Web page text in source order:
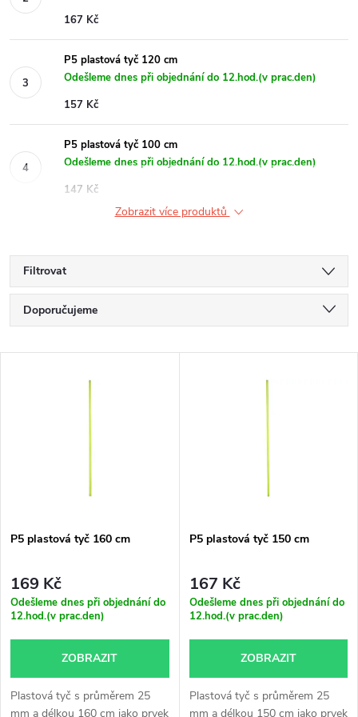
167 Kč
P5 plastová tyč 120 cm
Odešleme dnes při objednání do 12.hod.(v prac.den)
157 Kč
P5 plastová tyč 100 cm
Odešleme dnes při objednání do 12.hod.(v prac.den)
147 Kč
Zobrazit více produktů
Filtrovat
Ř
a
p
r
o
d
Doporučujeme
s
p
r
o
d
P5 plastová tyč 160 cm
169 Kč
Odešleme dnes při objednání do
12.hod.(v prac.den)
ZOBRAZIT
Plastová tyč s průměrem 25
mm a délkou 160 cm jako prvek
P5 plastová tyč 150 cm
167 Kč
Odešleme dnes při objednání do
12.hod.(v prac.den)
ZOBRAZIT
Plastová tyč s průměrem 25
mm a délkou 150 cm jako prvek